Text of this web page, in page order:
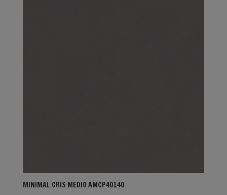
MINIMAL GRIS MEDIO AMCP40140